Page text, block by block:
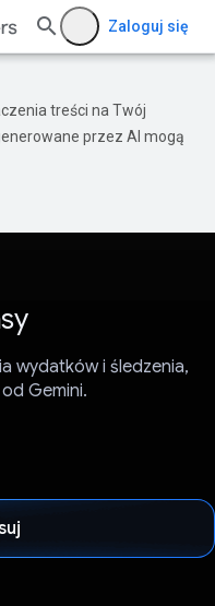
Zaloguj się
treści na Twój
przez AI mogą
wydatków i śledzenia,
Gemini.